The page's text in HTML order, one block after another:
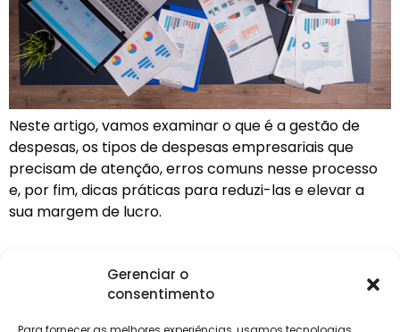
Gerenciar o
consentimento
Neste artigo, vamos examinar o que é a gestão de
despesas, os tipos de despesas empresariais que
precisam de atenção, erros comuns nesse processo
e, por fim, dicas práticas para reduzi-las e elevar a
sua margem de lucro.
InstitucionalClientes
Login Contábeis